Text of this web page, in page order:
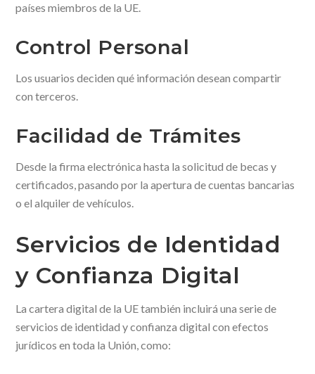
países miembros de la UE.
Control Personal
Los usuarios deciden qué información desean compartir
con terceros.
Facilidad de Trámites
Desde la firma electrónica hasta la solicitud de becas y
certificados, pasando por la apertura de cuentas bancarias
o el alquiler de vehículos.
Servicios de Identidad
y Confianza Digital
La cartera digital de la UE también incluirá una serie de
servicios de identidad y confianza digital con efectos
jurídicos en toda la Unión, como: